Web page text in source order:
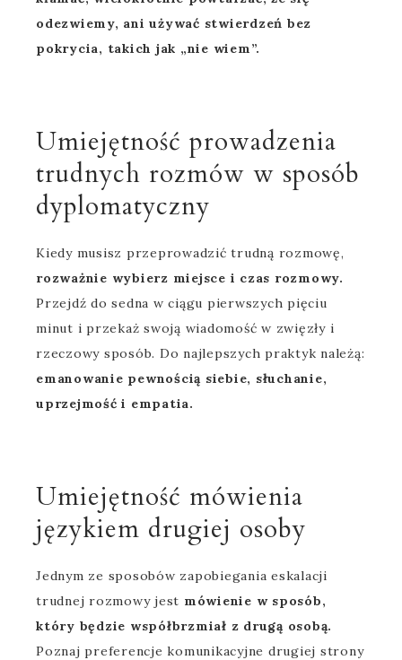
odezwiemy, ani używać stwierdzeń bez
pokrycia, takich jak „nie wiem”.
Umiejętność prowadzenia
trudnych rozmów w sposób
dyplomatyczny
Kiedy musisz przeprowadzić trudną rozmowę,
rozważnie wybierz miejsce i czas rozmowy.
Przejdź do sedna w ciągu pierwszych pięciu
minut i przekaż swoją wiadomość w zwięzły i
rzeczowy sposób. Do najlepszych praktyk należą:
emanowanie pewnością siebie, słuchanie,
uprzejmość i empatia.
Umiejętność mówienia
językiem drugiej osoby
Jednym ze sposobów zapobiegania eskalacji
trudnej rozmowy jest mówienie w sposób,
który będzie współbrzmiał z drugą osobą.
Poznaj preferencje komunikacyjne drugiej strony